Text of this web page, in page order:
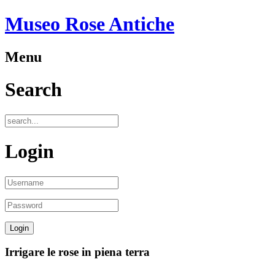
Museo Rose Antiche
Menu
Search
Login
Irrigare le rose in piena terra